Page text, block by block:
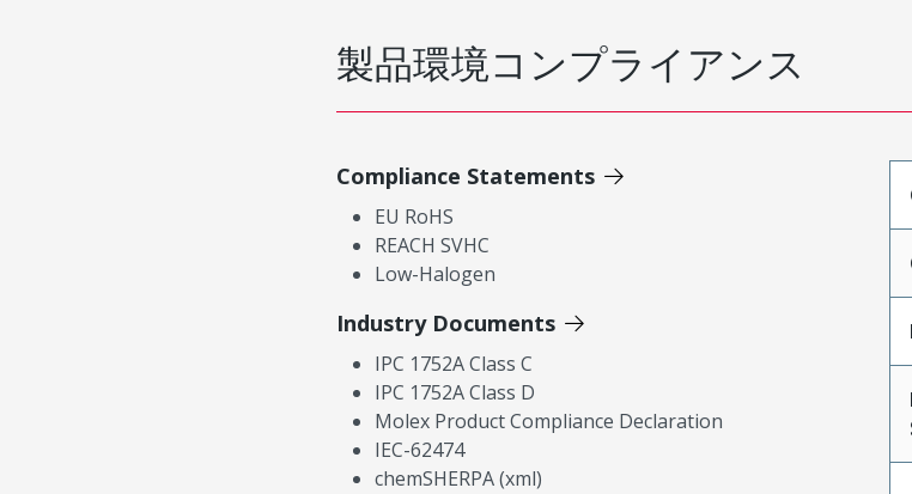
製品環境コンプライアンス
Compliance Statements
EU RoHS
REACH SVHC
Low-Halogen
Industry Documents
IPC 1752A Class C
IPC 1752A Class D
Molex Product Compliance Declaration
IEC-62474
chemSHERPA (xml)